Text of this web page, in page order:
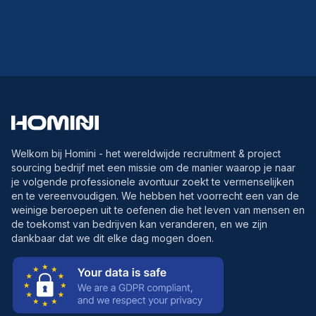
Welkom bij Homini - het wereldwijde recruitment & project
sourcing bedrijf met een missie om de manier waarop je naar
je volgende professionele avontuur zoekt te vermenselijken
en te vereenvoudigen. We hebben het voorrecht een van de
weinige beroepen uit te oefenen die het leven van mensen en
de toekomst van bedrijven kan veranderen, en we zijn
dankbaar dat we dit elke dag mogen doen.